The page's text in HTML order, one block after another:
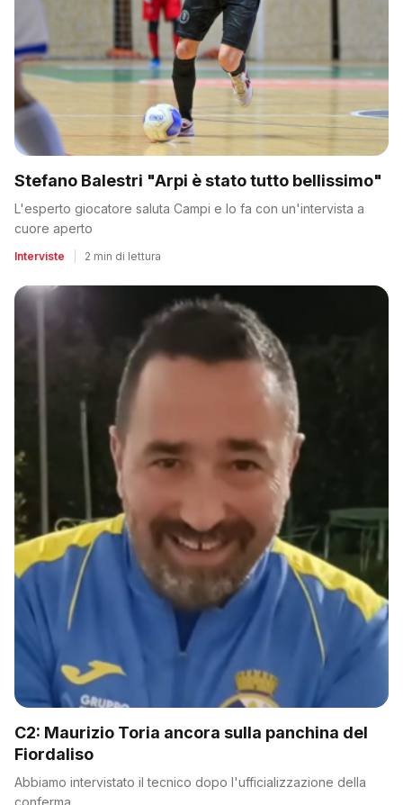
Stefano Balestri "Arpi è stato tutto bellissimo"
L'esperto giocatore saluta Campi e lo fa con un'intervista a
cuore aperto
Interviste 2 min di lettura
C2: Maurizio Toria ancora sulla panchina del
Fiordaliso
Abbiamo intervistato il tecnico dopo l'ufficializzazione della